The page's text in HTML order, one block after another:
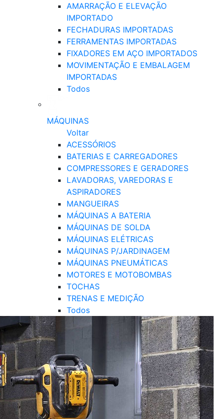
AMARRAÇÃO E ELEVAÇÃO
IMPORTADO
FECHADURAS IMPORTADAS
FERRAMENTAS IMPORTADAS
FIXADORES EM AÇO IMPORTADOS
MOVIMENTAÇÃO E EMBALAGEM
IMPORTADAS
Todos
MÁQUINAS
Voltar
ACESSÓRIOS
BATERIAS E CARREGADORES
COMPRESSORES E GERADORES
LAVADORAS, VAREDORAS E
ASPIRADORES
MANGUEIRAS
MÁQUINAS A BATERIA
MÁQUINAS DE SOLDA
MÁQUINAS ELÉTRICAS
MÁQUINAS P/JARDINAGEM
MÁQUINAS PNEUMÁTICAS
MOTORES E MOTOBOMBAS
TOCHAS
TRENAS E MEDIÇÃO
Todos